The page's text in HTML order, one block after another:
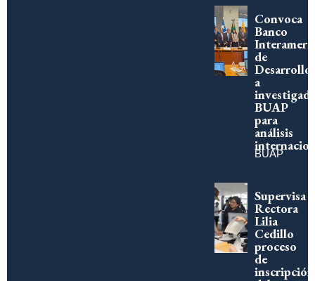
Convoca
Banco
de
Desarrollo
a
BUAP
para
análisis
BUAP
Supervisa
Rectora
Lilia
Cedillo
proceso
de
inscripción